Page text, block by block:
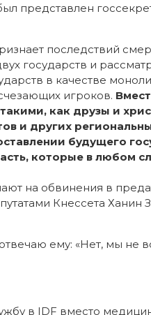
был представлен
последствий
государств и
в качестве
игроков.
как друзы и
и других
будущего
которые в любом
на обвинения в
Кнессета Ханин
ему: «Нет, мы не
в IDF вместо